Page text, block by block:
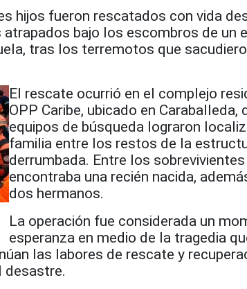
hijos fueron rescatados con vida
bajo los escombros de un
tras los terremotos que
El rescate ocurrió en el complejo
OPP Caribe, ubicado en Caraballeda,
equipos de búsqueda lograron
familia entre los restos de la
derrumbada. Entre los
encontraba una recién nacida,
dos hermanos.
La operación fue considerada un
esperanza en medio de la tragedia
las labores de rescate y
desastre.